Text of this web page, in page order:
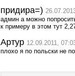
придира=)
админ а можно
к примеру в этом тут
Артур 12.09.2011,
плохо я по польски не